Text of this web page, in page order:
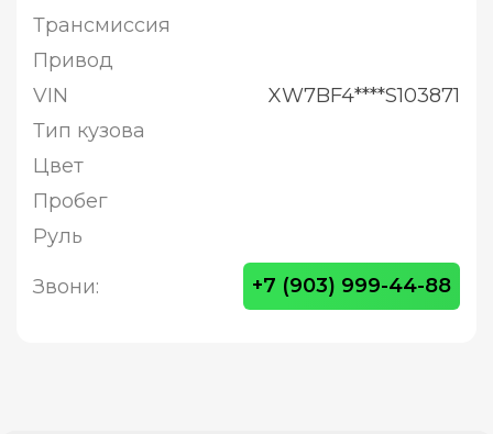
Трансмиссия
Привод
VIN
XW7BF4****S103871
Тип кузова
Цвет
Пробег
Руль
Звони: +7 (903) 999-44-88